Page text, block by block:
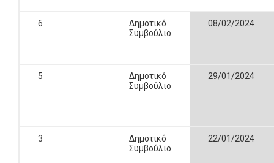
6
Δημοτικό
Συμβούλιο
08/02/2024
5
Δημοτικό
Συμβούλιο
29/01/2024
3
Δημοτικό
Συμβούλιο
22/01/2024